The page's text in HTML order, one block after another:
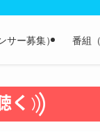
サー募集） 番組